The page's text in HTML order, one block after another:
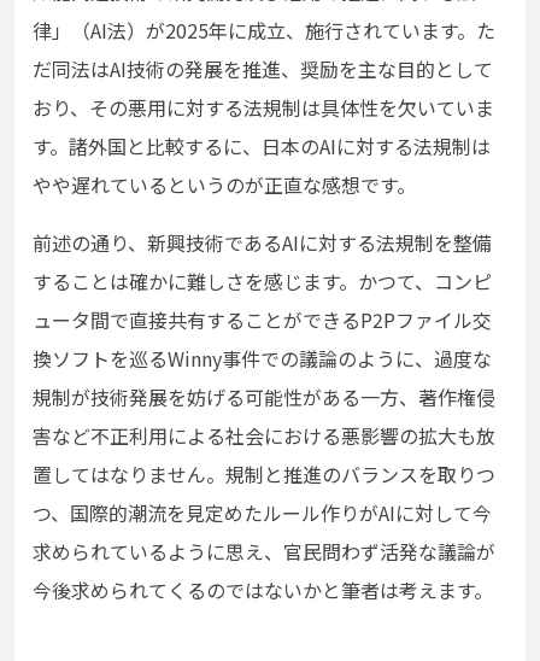
律」（AI法）が2025年に成立、施行されています。た
だ同法はAI技術の発展を推進、奨励を主な目的として
おり、その悪用に対する法規制は具体性を欠いていま
す。諸外国と比較するに、日本のAIに対する法規制は
やや遅れているというのが正直な感想です。
前述の通り、新興技術であるAIに対する法規制を整備
することは確かに難しさを感じます。かつて、コンピ
ュータ間で直接共有することができるP2Pファイル交
換ソフトを巡るWinny事件での議論のように、過度な
規制が技術発展を妨げる可能性がある一方、著作権侵
害など不正利用による社会における悪影響の拡大も放
置してはなりません。規制と推進のバランスを取りつ
つ、国際的潮流を見定めたルール作りがAIに対して今
求められているように思え、官民問わず活発な議論が
今後求められてくるのではないかと筆者は考えます。